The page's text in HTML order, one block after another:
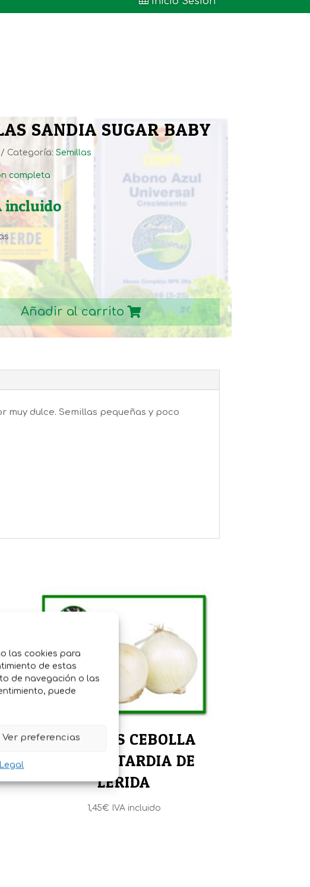
las cookies para
de estas
de navegación o las
puede
Ver preferencias
SANDIA SUGAR BABY
Categoría: Semillas
completa
incluido
Añadir al carrito
dulce. Semillas pequeñas y poco
SEMILLAS CEBOLLA
BLANCA TARDIA DE
LERIDA
1,45€ IVA incluido